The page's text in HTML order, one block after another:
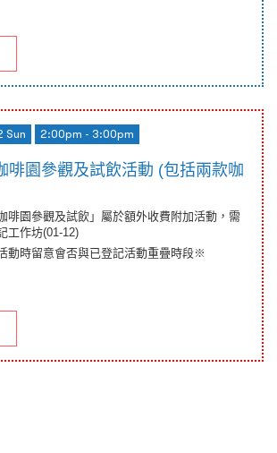
Sun 2:00pm - 3:00pm
啡園參觀及試飲活動 (包括兩款咖
啡園參觀及試飲」屬於額外收費附加活動，需
工作坊(01-12)
動時留意會否與已登記活動重疊時段※